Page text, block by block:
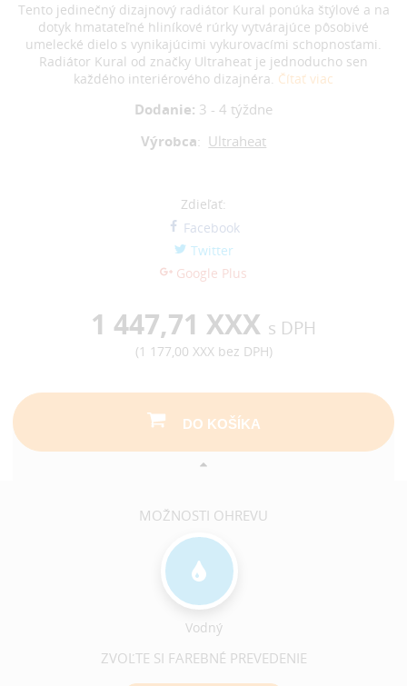
Tento jedinečný dizajnový radiátor Kural ponúka štýlové a na
dotyk hmatateľné hliníkové rúrky vytvárajúce pôsobivé
umelecké dielo s vynikajúcimi vykurovacími schopnosťami.
Radiátor Kural od značky Ultraheat je jednoducho sen
každého interiérového dizajnéra. Čítať viac
Dodanie: 3 - 4 týždne
Výrobca: Ultraheat
Zdieľať:
Facebook
Twitter
Google Plus
1 447,71 XXX s DPH
(1 177,00 XXXbez DPH)
DO KOŠÍKA
MOŽNOSTI OHREVU
Vodný
ZVOĽTE SI FAREBNÉ PREVEDENIE